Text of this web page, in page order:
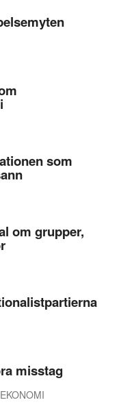
som
om grupper,
misstag
EKONOMI